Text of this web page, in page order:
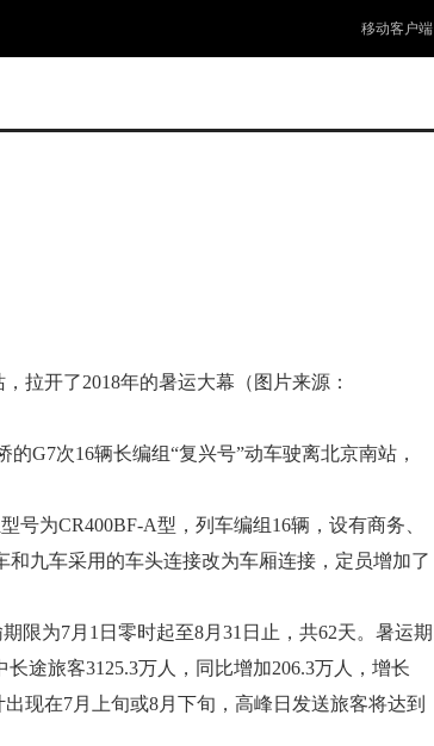
移动客户端
拉开了2018年的暑运大幕（图片来源：
G7次16辆长编组“复兴号”动车驶离北京南站，
为CR400BF-A型，列车编组16辆，设有商务、
和九车采用的车头连接改为车厢连接，定员增加了
限为7月1日零时起至8月31日止，共62天。暑运期
途旅客3125.3万人，同比增加206.3万人，增长
现在7月上旬或8月下旬，高峰日发送旅客将达到